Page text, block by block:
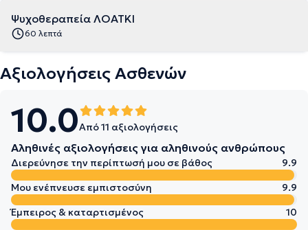
Ψυχοθεραπεία ΛΟΑΤΚΙ
60 λεπτά
Αξιολογήσεις Ασθενών
10.0Από 11 αξιολογήσεις
Αληθινές αξιολογήσεις για αληθινούς ανθρώπους
Διερεύνησε την περίπτωσή μου σε βάθος
9.9
Μου ενέπνευσε εμπιστοσύνη
9.9
Έμπειρος & καταρτισμένος
10